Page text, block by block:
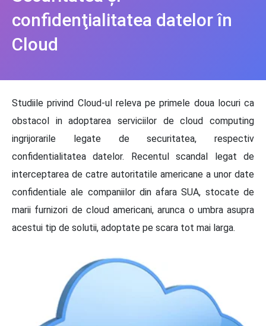
confidenţialitatea datelor în
Cloud
Studiile privind Cloud-ul releva pe primele doua locuri ca
obstacol in adoptarea serviciilor de cloud computing
ingrijorarile legate de securitatea, respectiv
confidentialitatea datelor. Recentul scandal legat de
interceptarea de catre autoritatile americane a unor date
confidentiale ale companiilor din afara SUA, stocate de
marii furnizori de cloud americani, arunca o umbra asupra
acestui tip de solutii, adoptate pe scara tot mai larga.